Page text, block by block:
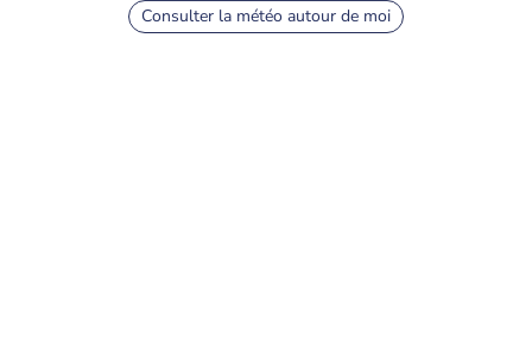
Consulter la météo autour de moi